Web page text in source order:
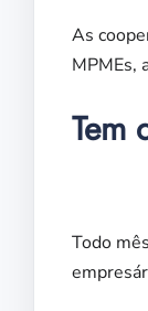
As
MPMEs,
Tem
Todo